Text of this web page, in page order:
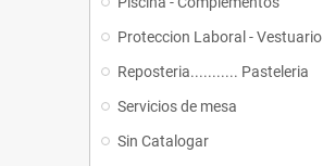
Proteccion Laboral - Vestuario
Reposteria........... Pasteleria
Servicios de mesa
Sin Catalogar